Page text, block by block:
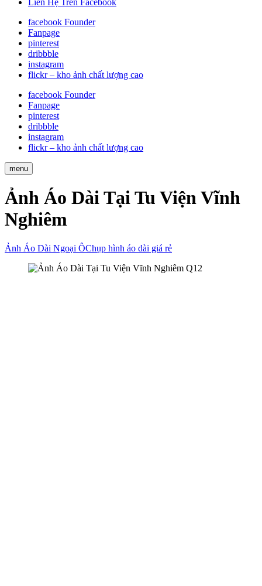
Liên Hệ Trên Facebook
facebook Founder
Fanpage
pinterest
dribbble
instagram
flickr – kho ảnh chất lượng cao
facebook Founder
Fanpage
pinterest
dribbble
instagram
flickr – kho ảnh chất lượng cao
menu
Ảnh Áo Dài Tại Tu Viện Vĩnh
Nghiêm
Ảnh Áo Dài Ngoại ÔChụp hình áo dài giá rẻ